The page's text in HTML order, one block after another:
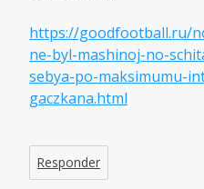
https://goodfootball.ru/
ne-byl-mashinoj-no-
sebya-po-maksimumu-
gaczkana.html
Responder